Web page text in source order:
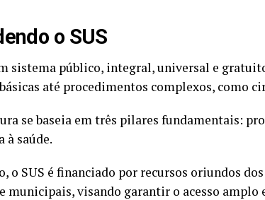
o SUS
sistema público, integral, universal e
até procedimentos complexos, como
se baseia em três pilares fundamentais:
à saúde.
o SUS é financiado por recursos oriundos
municipais, visando garantir o acesso amplo